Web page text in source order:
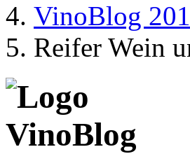
VinoBlog
Reifer Wein